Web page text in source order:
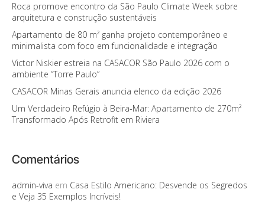
Roca promove encontro da São Paulo Climate Week sobre
arquitetura e construção sustentáveis
Apartamento de 80 m² ganha projeto contemporâneo e
minimalista com foco em funcionalidade e integração
Victor Niskier estreia na CASACOR São Paulo 2026 com o
ambiente “Torre Paulo”
CASACOR Minas Gerais anuncia elenco da edição 2026
Um Verdadeiro Refúgio à Beira-Mar: Apartamento de 270m²
Transformado Após Retrofit em Riviera
Comentários
admin-viva em Casa Estilo Americano: Desvende os Segredos
e Veja 35 Exemplos Incríveis!